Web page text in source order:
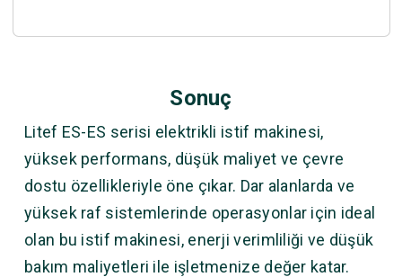
Sonuç
Litef ES-ES serisi elektrikli istif makinesi,
yüksek performans, düşük maliyet ve çevre
dostu özellikleriyle öne çıkar. Dar alanlarda ve
yüksek raf sistemlerinde operasyonlar için ideal
olan bu istif makinesi, enerji verimliliği ve düşük
bakım maliyetleri ile işletmenize değer katar.